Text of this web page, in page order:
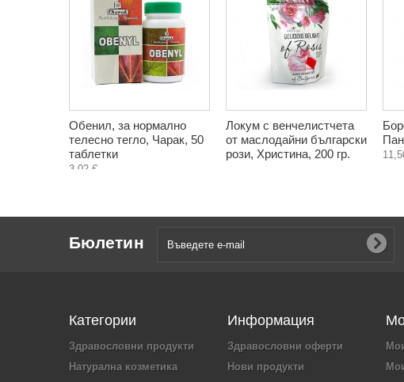
Обенил, за нормално
телесно тегло, Чарак, 50
таблетки
3,02 €
Локум с венчелистчета
от маслодайни български
рози, Христина, 200 гр.
Бюлетин
Категории
Здравословни продукти
Натурална козметика
Информация
Здравословни оферти
Нови продукти